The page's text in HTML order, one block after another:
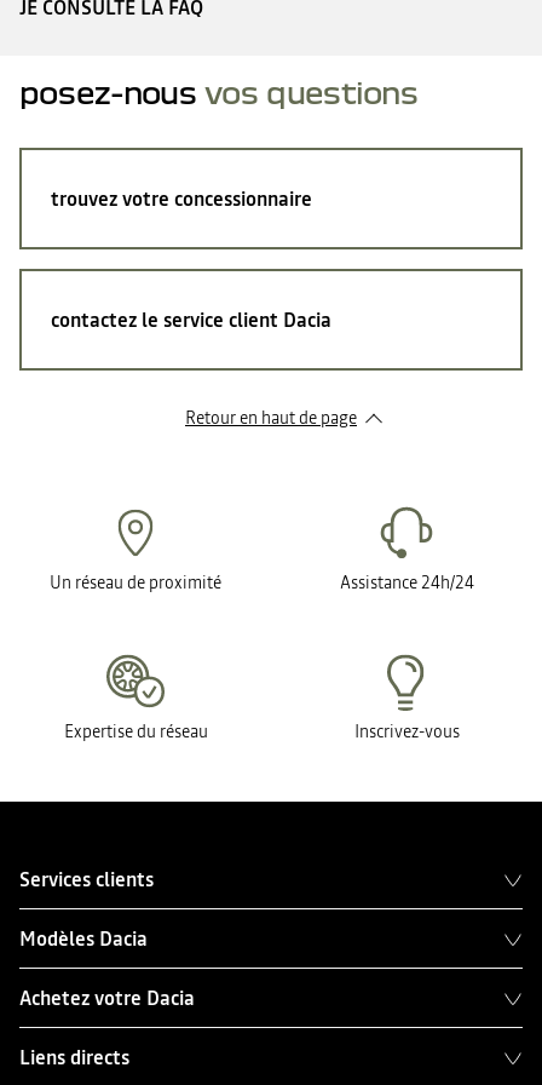
JE CONSULTE LA FAQ
posez-nous vos questions
trouvez votre concessionnaire
contactez le service client Dacia
Retour en haut de page
Un réseau de proximité Assistance 24h/24
Expertise du réseau Inscrivez-vous
Services clients
Modèles Dacia
Achetez votre Dacia
Liens directs